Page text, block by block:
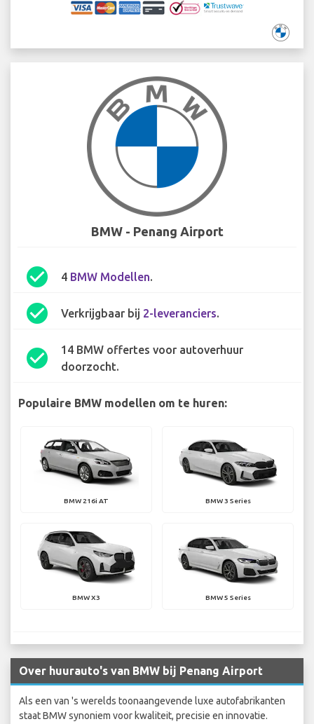
BMW - Penang Airport
check_circle 4 BMW Modellen.
check_circle Verkrijgbaar bij 2-leveranciers.
check_circle
14 BMW offertes voor autoverhuur
doorzocht.
Populaire BMW modellen om te huren:
BMW 216i AT BMW 3 Series
BMW X3 BMW 5 Series
Over huurauto's van BMW bij Penang Airport
Als een van 's werelds toonaangevende luxe autofabrikanten
staat BMW synoniem voor kwaliteit, precisie en innovatie.